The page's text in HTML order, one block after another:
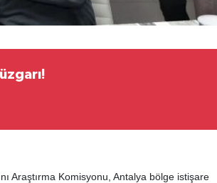
Araştırma Komisyonu, Antalya bölge istişare